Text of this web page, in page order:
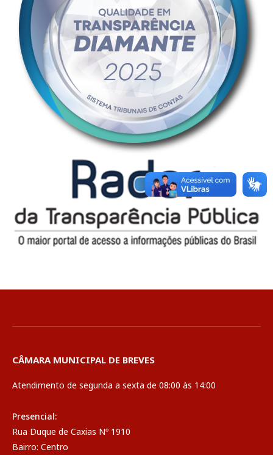
CÂMARA MUNICIPAL DE BREVES
Atendimento de segunda a sexta de 08:00 às 14:00
Presencial:
Rua Duque de Caxias Nº 1910
Bairro: Centro